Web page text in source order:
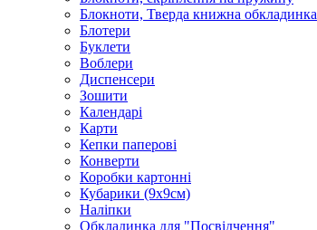
Блокноти, Тверда книжна обкладинка
Блотери
Буклети
Воблери
Диспенсери
Зошити
Календарі
Карти
Кепки паперові
Конверти
Коробки картонні
Кубарики (9х9см)
Наліпки
Обкладинка для "Посвідчення"